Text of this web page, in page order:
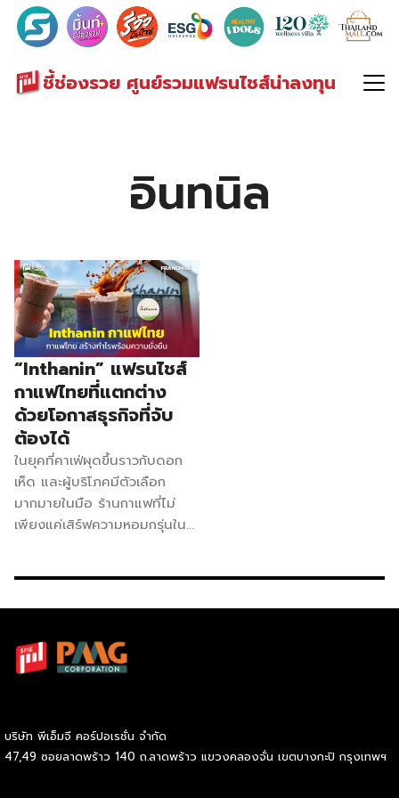
ชี้ช่องรวย ศูนย์รวมแฟรนไชส์น่าลงทุน
Search
for:
อินทนิล
“Inthanin” แฟรนไชส์
กาแฟไทยที่แตกต่าง
ด้วยโอกาสธุรกิจที่จับ
ต้องได้
ในยุคที่คาเฟ่ผุดขึ้นราวกับดอก
เห็ด และผู้บริโภคมีตัวเลือก
มากมายในมือ ร้านกาแฟที่ไม่
เพียงแค่เสิร์ฟความหอมกรุ่นใน
(อินทนิล) แบรนด์กาแฟสัญชาติ
มากว่าทศวรรษ ที่ปัจจุบันชยาย
สาขาไปแล้วมากกว่า 1,000
บริษัทคนไทย (บางจาก รีเทล)
แบรนด์กาแฟไทย โดยคนไทย
บริษัท พีเอ็มจี คอร์ปอเรชั่น จำกัด
47,49 ซอยลาดพร้าว 140 ถ.ลาดพร้าว แขวงคลองจั่น เขตบางกะปิ กรุงเทพฯ